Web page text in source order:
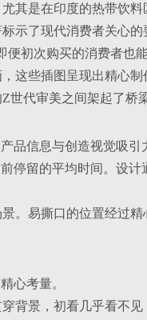
其是在印度的热带饮料
示了现代消费者关心的
初次购买的消费者也
这些插图呈现出精心
世代审美之间架起了桥梁
品信息与创造视觉吸引
留的平均时间。设计
。易撕口的位置经过
心考量。
背景，初看几乎看不